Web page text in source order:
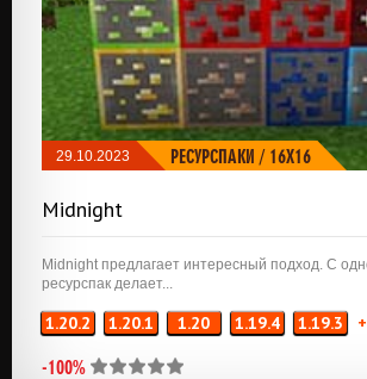
29.10.2023 РЕСУРСПАКИ / 16X16
Midnight
Midnight предлагает интересный подход. С
ресурспак делает...
1.20.2 1.20.1 1.20 1.19.4 1.19.3
-100%